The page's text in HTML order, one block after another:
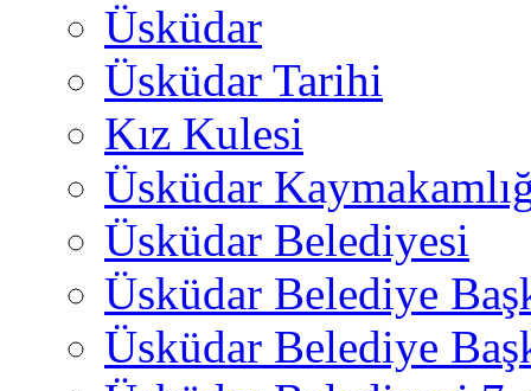
Üsküdar
Üsküdar Tarihi
Kız Kulesi
Üsküdar
Üsküdar Belediyesi
Üsküdar Belediye
Üsküdar Belediye